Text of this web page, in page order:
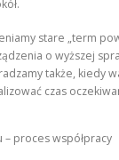
stare „term
o wyższej
także, kiedy
czas
– proces współpracy